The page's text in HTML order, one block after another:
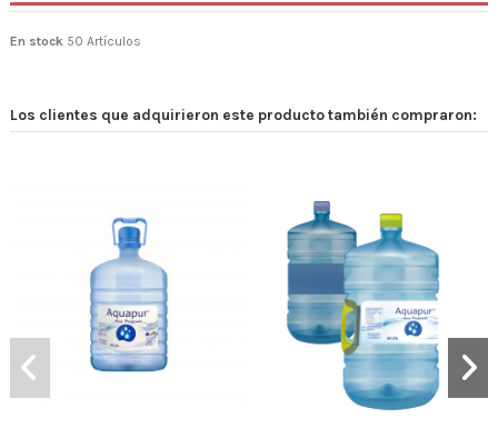
En stock 50 Artículos
Los clientes que adquirieron este producto también compraron: